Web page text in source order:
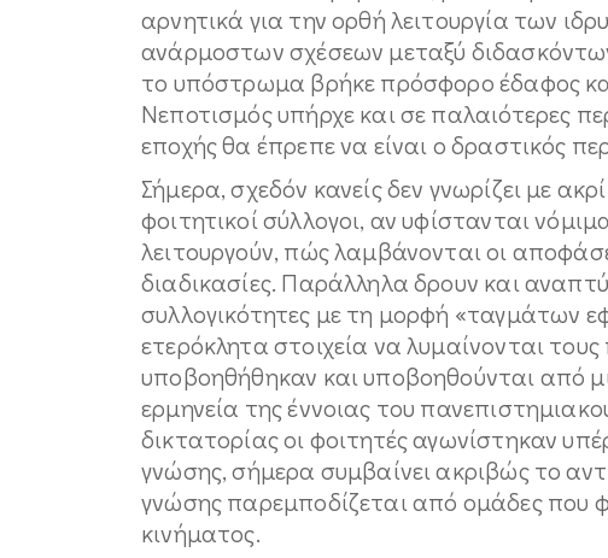
αρνητικά για την ορθή λειτουργία των
ανάρμοστων σχέσεων μεταξύ
το υπόστρωμα βρήκε πρόσφορο έδαφος
Νεποτισμός υπήρχε και σε παλαιότερες
εποχής θα έπρεπε να είναι ο δραστικός
Σήμερα, σχεδόν κανείς δεν γνωρίζει με
φοιτητικοί σύλλογοι, αν υφίστανται
λειτουργούν, πώς λαμβάνονται οι
διαδικασίες. Παράλληλα δρουν και
συλλογικότητες με τη μορφή «ταγμάτων
ετερόκλητα στοιχεία να λυμαίνονται
υποβοηθήθηκαν και υποβοηθούνται από
ερμηνεία της έννοιας του
δικτατορίας οι φοιτητές αγωνίστηκαν
γνώσης, σήμερα συμβαίνει ακριβώς το
γνώσης παρεμποδίζεται από ομάδες που
κινήματος.